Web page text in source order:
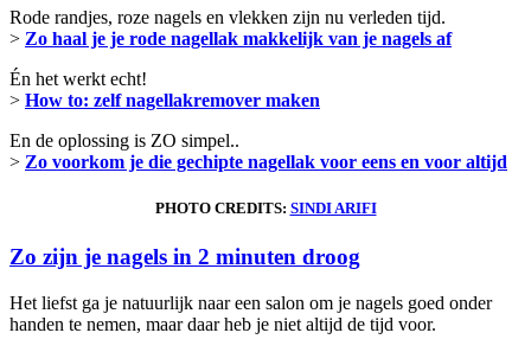
Rode randjes, roze nagels en vlekken zijn nu verleden tijd.
> Zo haal je je rode nagellak makkelijk van je nagels af
Én het werkt echt!
> How to: zelf nagellakremover maken
En de oplossing is ZO simpel..
> Zo voorkom je die gechipte nagellak voor eens en voor altijd
PHOTO CREDITS: SINDI ARIFI
Zo zijn je nagels in 2 minuten droog
Het liefst ga je natuurlijk naar een salon om je nagels goed onder
handen te nemen, maar daar heb je niet altijd de tijd voor.